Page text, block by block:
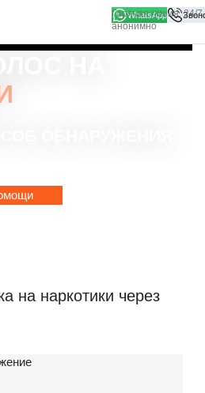
WhatsApp
на наркотики через
на то, что
Хорошо